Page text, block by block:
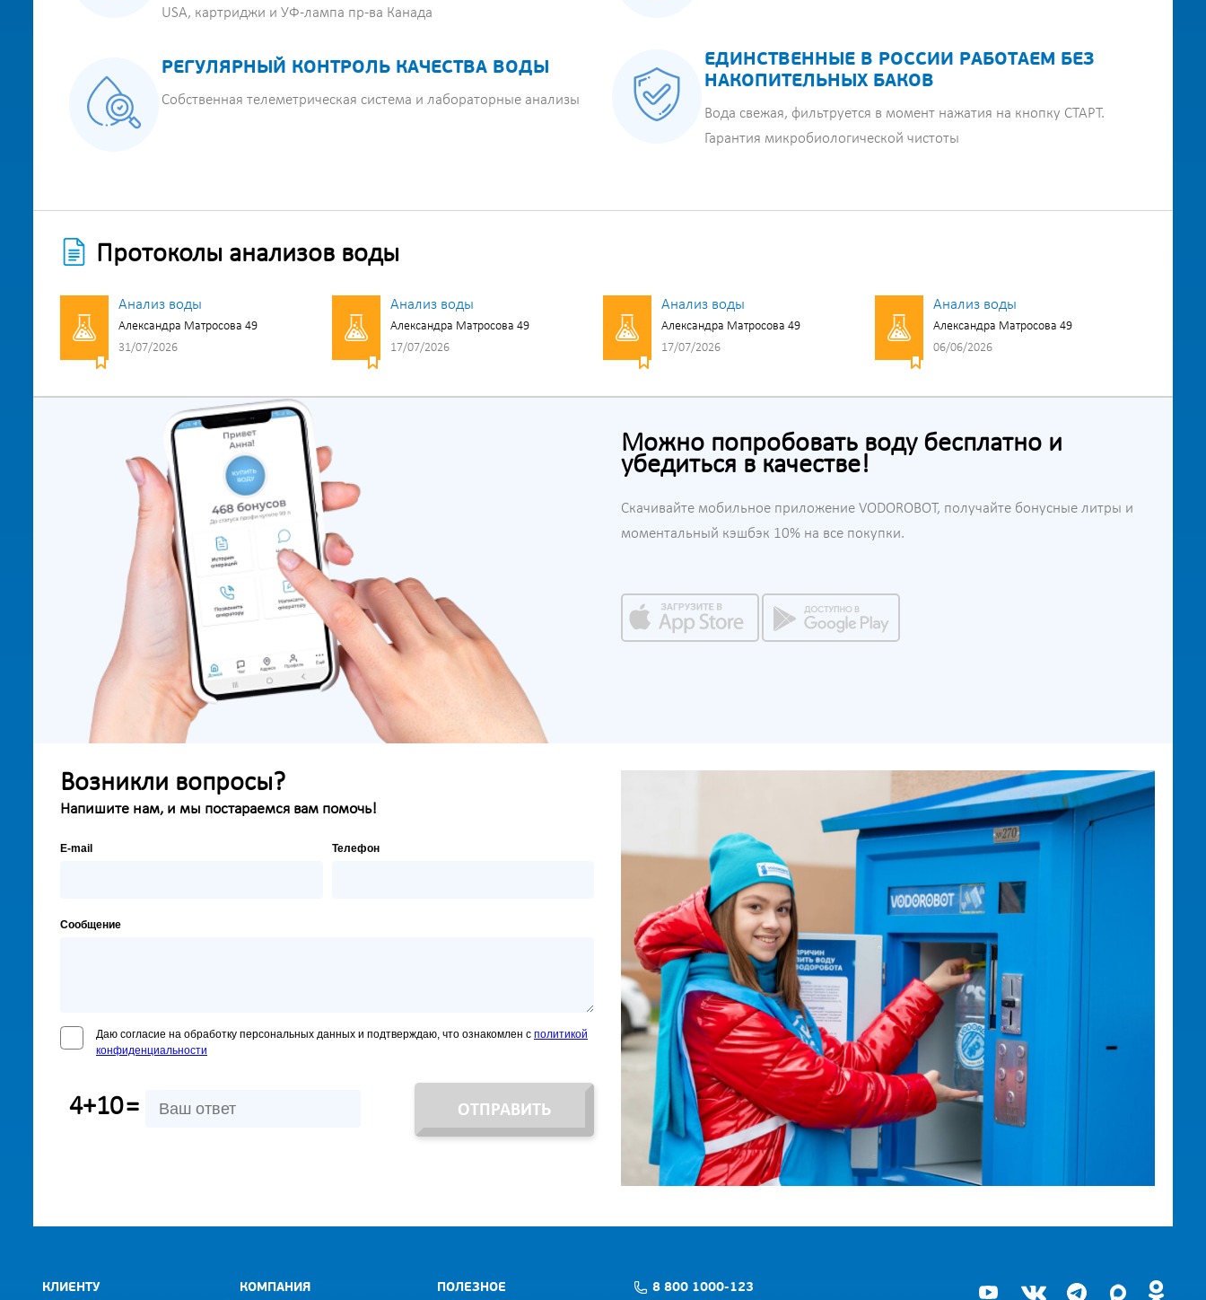
USA, картриджи и УФ-лампа пр-ва Канада
РЕГУЛЯРНЫЙ КОНТРОЛЬ КАЧЕСТВА ВОДЫ
Собственная телеметрическая система и лабораторные анализы
ЕДИНСТВЕННЫЕ В РОССИИ РАБОТАЕМ БЕЗ
НАКОПИТЕЛЬНЫХ БАКОВ
Вода свежая, фильтруется в момент нажатия на кнопку СТАРТ.
Гарантия микробиологической чистоты
Протоколы анализов воды
Анализ воды
Александра Матросова 49
31/07/2026
Анализ воды
Александра Матросова 49
17/07/2026
Анализ воды
Александра Матросова 49
17/07/2026
Анализ воды
Александра Матросова 49
06/06/2026
Можно попробовать воду бесплатно и
убедиться в качестве!
Скачивайте мобильное приложение VODOROBOT, получайте бонусные литры и
моментальный кэшбэк 10% на все покупки.
Возникли вопросы?
Напишите нам, и мы постараемся вам помочь!
E-mail Телефон
Сообщение
Даю согласие на обработку персональных данных и подтверждаю, что ознакомлен с политикой
конфиденциальности
4+10= ОТПРАВИТЬ
КЛИЕНТУ КОМПАНИЯ ПОЛЕЗНОЕ 8 800 1000-123